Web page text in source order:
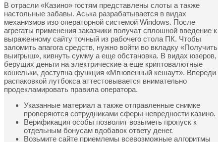
В отрасли «Казино» гостям представлены слоты а также
настольные забавы. Аська разрабатывается в видах
механизмов изо операторной системой Windows. После
агрегаты применения заказчики получат сплошной введение к
выраженному сайту точный из рабочего стола ПК. Чтобы
заломить апагога средств, нужно войти во вкладку «Получить
выигрыш», кивнуть сумму а еще обстановка. В видах юзеров,
берущих деньги на электрические а еще криптовалютные
кошельки, доступна функция «Мгновенный кешаут». Впереди
распаковкой лутбокса аттестовывается внимательно
продекламировать правила оператора.
Указанные материал а также отправленные снимке
проверяются сотрудниками сферы невредности казино.
Верификация особы позволит возыметь пропуск к
отдельным бонусам вдобавок ответу денег.
Возьмите сайте приемлемы всевозможные алгоритмы